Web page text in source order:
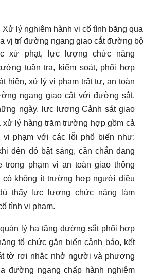
vị trí đường ngang giao cắt đường
xử phạt, lực lượng chức năng
tuần tra, kiểm soát, phối hợp
hiện, xử lý vi phạm trật tự, an toàn
ngang giao cắt với đường sắt.
ngày, lực lượng Cảnh sát giao
xử lý hàng trăm trường hợp gồm cả
vi phạm với các lỗi phổ biến như:
đèn đỏ bật sáng, cần chắn đang
trong phạm vi an toàn giao thông
có không ít trường hợp người điều
thấy lực lượng chức năng làm
tình vi phạm.
lý hạ tầng đường sắt phối hợp
tổ chức gắn biển cảnh báo, kết
tờ rơi nhắc nhở người và phương
đường ngang chấp hành nghiêm